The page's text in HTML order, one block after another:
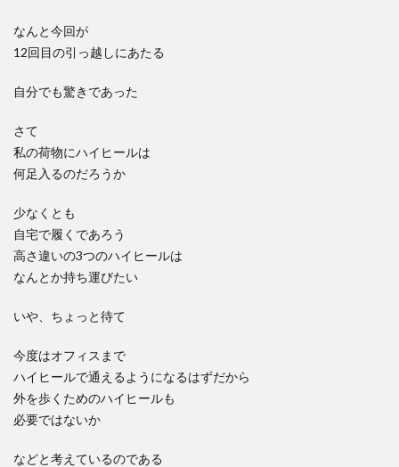
なんと今回が
12回目の引っ越しにあたる
自分でも驚きであった
さて
私の荷物にハイヒールは
何足入るのだろうか
少なくとも
自宅で履くであろう
高さ違いの3つのハイヒールは
なんとか持ち運びたい
いや、ちょっと待て
今度はオフィスまで
ハイヒールで通えるようになるはずだから
外を歩くためのハイヒールも
必要ではないか
などと考えているのである